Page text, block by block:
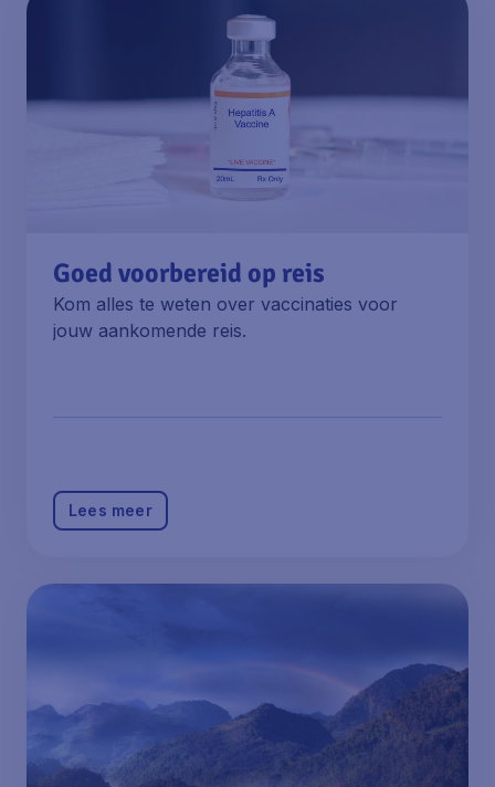
Goed voorbereid op reis
Kom alles te weten over vaccinaties voor
jouw aankomende reis.
Lees meer